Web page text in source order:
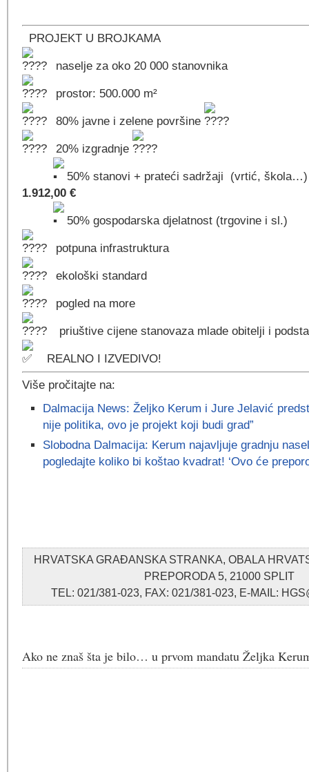
PROJEKT U BROJKAMA
️naselje za oko 20 000 stanovnika
prostor: 500.000 m²
80% javne i zelene površine
️20% izgradnje
50% stanovi + prateći sadržaji (vrtić, škola…)
1.912,00 €
50% gospodarska djelatnost (trgovine i sl.)
potpuna infrastruktura
ekološki standard
pogled na more
priuštive cijene stanovaza mlade obitelji i
REALNO I IZVEDIVO!
Više pročitajte na:
Dalmacija News: Željko Kerum i Jure Jelavić
nije politika, ovo je projekt koji budi grad”
Slobodna Dalmacija: Kerum najavljuje gradnju
pogledajte koliko bi koštao kvadrat! ‘Ovo će
HRVATSKA GRAĐANSKA STRANKA, OBALA
PREPORODA 5, 21000 SPLIT
TEL: 021/381-023, FAX: 021/381-023, E-MAIL:
Ako ne znaš šta je bilo… u prvom mandatu Željka